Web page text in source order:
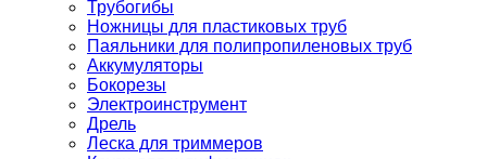
Трубогибы
Ножницы для пластиковых труб
Паяльники для полипропиленовых труб
Аккумуляторы
Бокорезы
Электроинструмент
Дрель
Леска для триммеров